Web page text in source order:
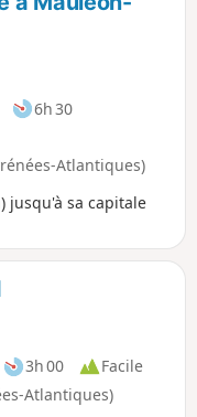
6h 30
Atlantiques)
jusqu'à sa capitale
3h 00
Facile
Atlantiques)